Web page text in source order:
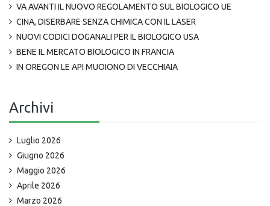
VA AVANTI IL NUOVO REGOLAMENTO SUL BIOLOGICO UE
CINA, DISERBARE SENZA CHIMICA CON IL LASER
NUOVI CODICI DOGANALI PER IL BIOLOGICO USA
BENE IL MERCATO BIOLOGICO IN FRANCIA
IN OREGON LE API MUOIONO DI VECCHIAIA
Archivi
Luglio 2026
Giugno 2026
Maggio 2026
Aprile 2026
Marzo 2026